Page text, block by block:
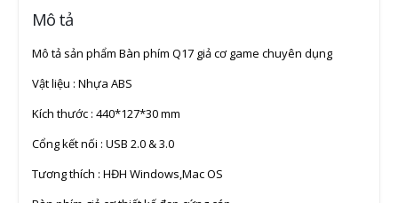
Mô tả
Mô tả sản phẩm Bàn phím Q17 giả cơ game chuyên dụng
Vật liệu : Nhựa ABS
Kích thước : 440*127*30 mm
Cổng kết nối : USB 2.0 & 3.0
Tương thích : HĐH Windows,Mac OS